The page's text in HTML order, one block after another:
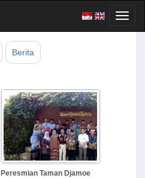
Berita
Peresmian Taman Djamoe